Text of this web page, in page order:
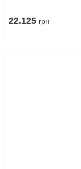
22.125 грн